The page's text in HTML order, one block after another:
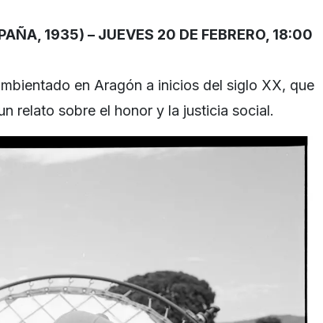
1935) – JUEVES 20 DE FEBRERO, 18:00
en Aragón a inicios del siglo XX, que
relato sobre el honor y la justicia social.